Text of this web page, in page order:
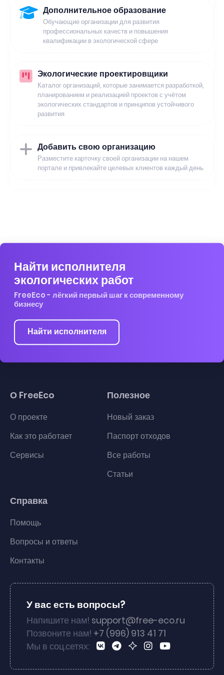
Дополнительное образование
Обучающие организации для развития
профессиональных качеств и повышения
квалификации в экологической сфере
Экологические проектировщики
Каталог организаций, которые занимается разработкой,
планированием и реализацией проектов с учётом
экологических стандартов и принципов устойчивого
развития
Добавить свою организацию
Разместите карточку своей организации на нашем
портале и привлекайте целевых клиентов каждый день
Найти исполнителя
экологических работ
FreeEco - лёгкий первый шаг к современному
бизнесу
Найти исполнителя
О FreeEco
О проекте
Как это работает
Сервисы
Полезное
Новый заказ
Паспорт отходов
Все работы
Статьи
Справка
Помощь
Вопросы и ответы
Контакты
У вас есть вопросы?
Напишите нам! support@free-eco.ru
Позвоните нам! +7 (996) 913 41 71
Мы в соц.сетях: